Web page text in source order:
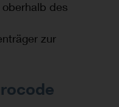
des
zur